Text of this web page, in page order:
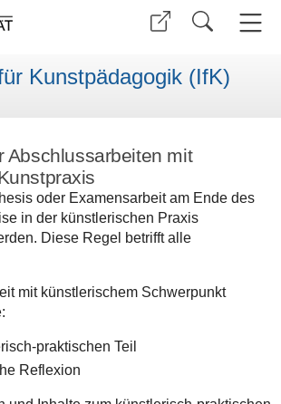
Kunstpädagogik (IfK)
Abschlussarbeiten mit
oder Examensarbeit am Ende des
in der künstlerischen Praxis
Diese Regel betrifft alle
mit künstlerischem Schwerpunkt
praktischen Teil
Reflexion